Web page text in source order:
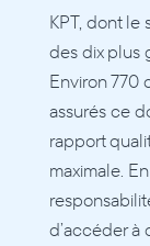
KPT, dont le
des dix plus
Environ 770
assurés ce
rapport
maximale.
d’accéder à